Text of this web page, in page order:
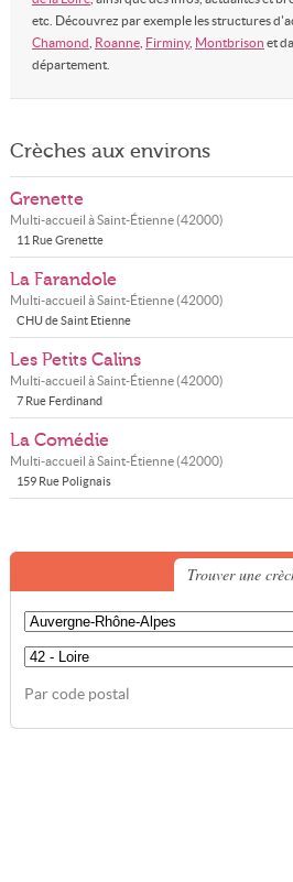
etc. Découvrez par exemple les structures
Chamond Roanne, Firminy, Montbrison et
département.
Crèches aux environs
Grenette
Multi-accueil àSaint-Étienne(42000)
11 Rue Grenette
La Farandole
Multi-accueil àSaint-Étienne(42000)
CHU de Saint Etienne
Les Petits Calins
Multi-accueil àSaint-Étienne(42000)
7 Rue Ferdinand
La Comédie
Multi-accueil àSaint-Étienne(42000)
159 Rue Polignais
Trouver une
Par code postal